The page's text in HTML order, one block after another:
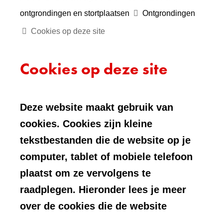
ontgrondingen en stortplaatsen Ontgrondingen
Cookies op deze site
Cookies op deze site
Deze website maakt gebruik van
cookies. Cookies zijn kleine
tekstbestanden die de website op je
computer, tablet of mobiele telefoon
plaatst om ze vervolgens te
raadplegen. Hieronder lees je meer
over de cookies die de website